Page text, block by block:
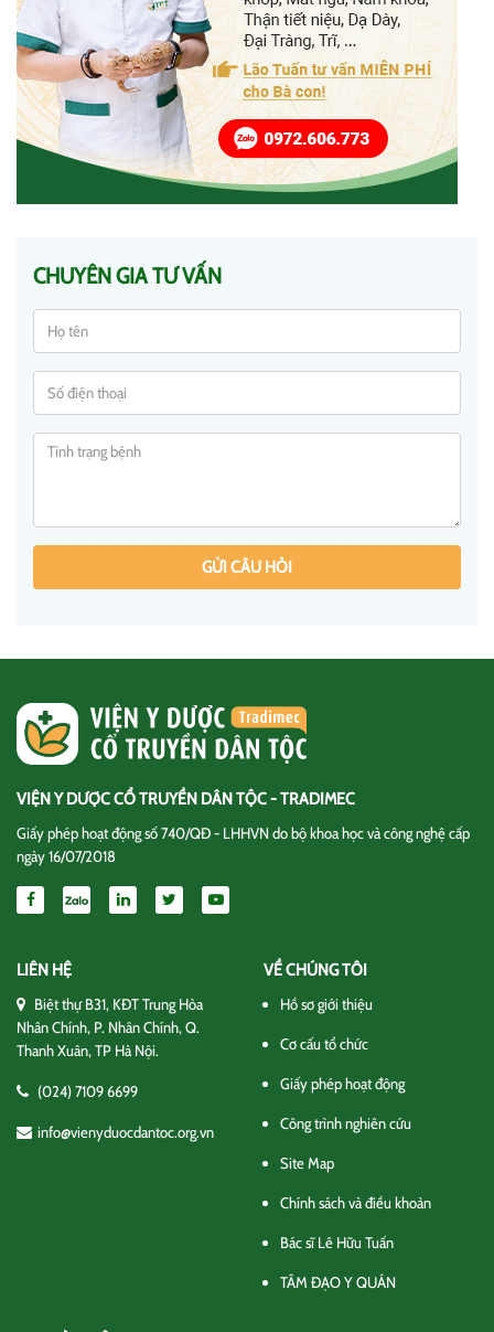
CHUYÊN GIA TƯ VẤN
GỬI CÂU HỎI
VIỆN Y DƯỢC CỔ TRUYỀN DÂN TỘC - TRADIMEC
Giấy phép hoạt động số 740/QĐ - LHHVN do bộ khoa học và công nghệ cấp
ngày 16/07/2018
LIÊN HỆ
Biệt thự B31, KĐT Trung Hòa
Nhân Chính, P. Nhân Chính, Q.
Thanh Xuân, TP Hà Nội.
(024) 7109 6699
info@vienyduocdantoc.org.vn
VỀ CHÚNG TÔI
Hồ sơ giới thiệu
Cơ cấu tổ chức
Giấy phép hoạt động
Công trình nghiên cứu
Site Map
Chính sách và điều khoản
Bác sĩ Lê Hữu Tuấn
TÂM ĐẠO Y QUÁN